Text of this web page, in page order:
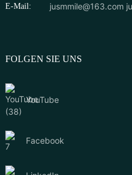
E-Mail: jusmmile@163.com
FOLGEN SIE UNS
YouTube
Facebook